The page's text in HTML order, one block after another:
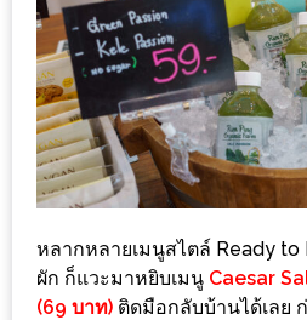
บุฟเฟ่ต์
ฟรี
LE
CRYSTAL
เชียงใหม่
2
ท่าน
หลากหลายเมนูสไตล์ Ready to
ผัก ก็แวะมาหยิบเมนู Caesar
(69 บาท) ติดมือกลับบ้านได้เลย